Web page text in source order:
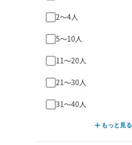
2〜4人
5〜10人
11〜20人
21〜30人
31〜40人
もっと見る